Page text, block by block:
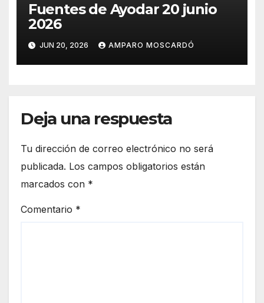
Fuentes de Ayodar 20 junio
2026
JUN 20, 2026 AMPARO MOSCARDÓ
Deja una respuesta
Tu dirección de correo electrónico no será
publicada. Los campos obligatorios están
marcados con *
Comentario *